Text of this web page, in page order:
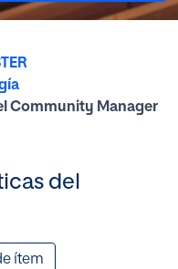
Community Manager
del
ítem